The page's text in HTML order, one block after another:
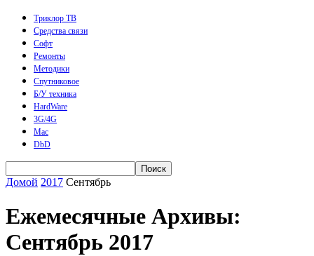
Триклор ТВ
Средства связи
Софт
Ремонты
Методики
Спутниковое
Б/У техника
HardWare
3G/4G
Mac
DbD
Домой 2017 Сентябрь
Ежемесячные Архивы:
Сентябрь 2017